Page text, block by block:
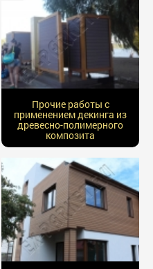
Прочие работы с
применением декинга из
древесно-полимерного
композита